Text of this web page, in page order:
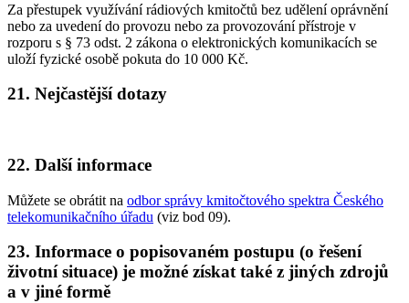
Za přestupek využívání rádiových kmitočtů bez udělení oprávnění
nebo za uvedení do provozu nebo za provozování přístroje v
rozporu s § 73 odst. 2 zákona o elektronických komunikacích se
uloží fyzické osobě pokuta do 10 000 Kč.
21. Nejčastější dotazy
22. Další informace
Můžete se obrátit na odbor správy kmitočtového spektra Českého
telekomunikačního úřadu (viz bod 09).
23. Informace o popisovaném postupu (o řešení
životní situace) je možné získat také z jiných zdrojů
a v jiné formě